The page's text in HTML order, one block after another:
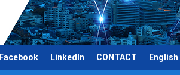
Facebook LinkedIn CONTACT English